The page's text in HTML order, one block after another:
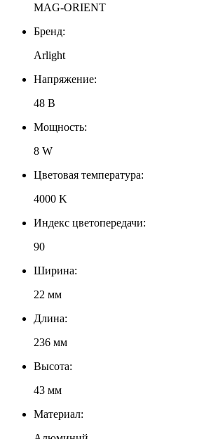
MAG-ORIENT
Бренд:
Arlight
Напряжение:
48 В
Мощность:
8 W
Цветовая температура:
4000 K
Индекс цветопередачи:
90
Ширина:
22 мм
Длина:
236 мм
Высота:
43 мм
Материал: